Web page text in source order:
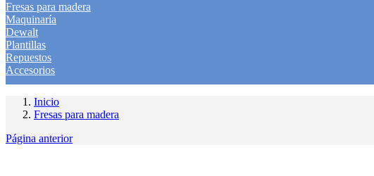
Fresas para madera
Maquinaría
Dewalt
Plantillas
Repuestos
Accesorios
Inicio
Fresas para madera
Página anterior